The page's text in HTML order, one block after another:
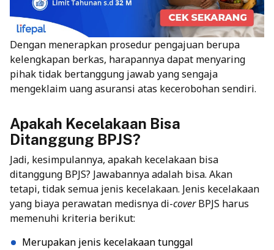
Dengan menerapkan prosedur pengajuan berupa
kelengkapan berkas, harapannya dapat menyaring
pihak tidak bertanggung jawab yang sengaja
mengeklaim uang asuransi atas kecerobohan sendiri.
Apakah Kecelakaan Bisa
Ditanggung BPJS?
Jadi, kesimpulannya, apakah kecelakaan bisa
ditanggung BPJS? Jawabannya adalah bisa. Akan
tetapi, tidak semua jenis kecelakaan. Jenis kecelakaan
yang biaya perawatan medisnya di-coverBPJS harus
memenuhi kriteria berikut:
Merupakan jenis kecelakaan tunggal